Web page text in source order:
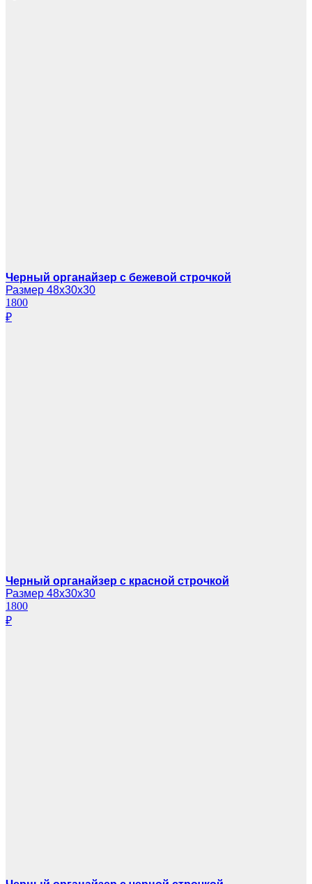
Черный органайзер с бежевой строчкой
Размер 48х30х30
1800
₽
Черный органайзер с красной строчкой
Размер 48х30х30
1800
₽